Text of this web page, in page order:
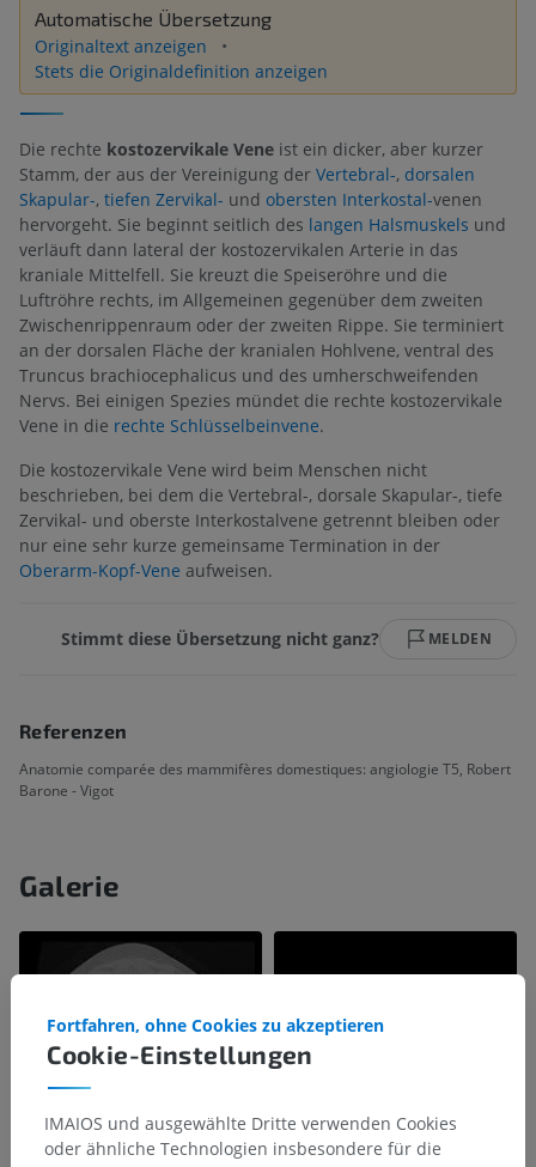
Automatische Übersetzung
Originaltext anzeigen
Stets die Originaldefinition anzeigen
Die rechte kostozervikale Vene ist ein dicker, aber kurzer
Stamm, der aus der Vereinigung der Vertebral-, dorsalen
Skapular-, tiefen Zervikal- und obersten Interkostal-venen
hervorgeht. Sie beginnt seitlich des langen Halsmuskels und
verläuft dann lateral der kostozervikalen Arterie in das
kraniale Mittelfell. Sie kreuzt die Speiseröhre und die
Luftröhre rechts, im Allgemeinen gegenüber dem zweiten
Zwischenrippenraum oder der zweiten Rippe. Sie terminiert
an der dorsalen Fläche der kranialen Hohlvene, ventral des
Truncus brachiocephalicus und des umherschweifenden
Nervs. Bei einigen Spezies mündet die rechte kostozervikale
Vene in die rechte Schlüsselbeinvene.
Die kostozervikale Vene wird beim Menschen nicht
beschrieben, bei dem die Vertebral-, dorsale Skapular-, tiefe
Zervikal- und oberste Interkostalvene getrennt bleiben oder
nur eine sehr kurze gemeinsame Termination in der
Oberarm-Kopf-Vene aufweisen.
Stimmt diese Übersetzung nicht ganz? MELDEN
Referenzen
Anatomie comparée des mammifères domestiques: angiologie T5, Robert
Barone - Vigot
Galerie
Cookie-Einstellungen
Fortfahren, ohne Cookies zu akzeptieren
IMAIOS und ausgewählte Dritte verwenden Cookies
oder ähnliche Technologien insbesondere für die